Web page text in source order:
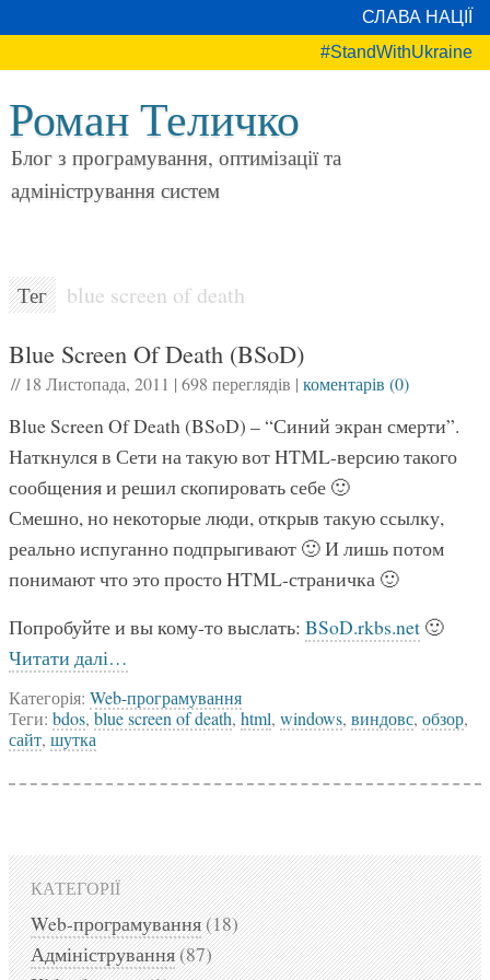
СЛАВА НАЦІЇ
#StandWithUkraine
Роман Теличко
Блог з програмування, оптимізації та
адміністрування систем
Тег blue screen of death
Blue Screen Of Death (BSoD)
// 18 Листопада, 2011 | 698 переглядів | коментарів (0)
Blue Screen Of Death (BSoD) – “Синий экран смерти”.
Наткнулся в Сети на такую вот HTML-версию такого
сообщения и решил скопировать себе 🙂
Смешно, но некоторые люди, открыв такую ссылку,
реально испуганно подпрыгивают 🙂 И лишь потом
понимают что это просто HTML-страничка 🙂
Попробуйте и вы кому-то выслать: BSoD.rkbs.net 🙂
Читати далі…
Категорія: Web-програмування
Теги: bdos,blue screen of death,html, windows, виндовс, обзор,
сайт, шутка
КАТЕГОРІЇ
Web-програмування(18)
Адміністрування(87)